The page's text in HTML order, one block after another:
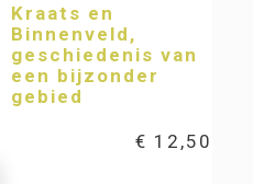
Kraats en
Binnenveld,
geschiedenis van
een bijzonder
gebied
€ 12,50